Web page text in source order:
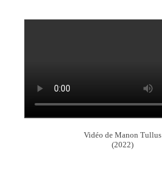
Vidéo de Manon Tullus
(2022)